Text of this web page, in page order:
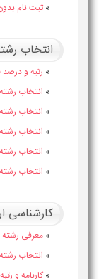
» ثبت نام
انتخاب
» رتبه و درصد
» انتخاب
» انتخاب
» انتخاب
» انتخاب
» انتخاب
کارشناسی
» معرفی رشته
» انتخاب
» کارنامه و